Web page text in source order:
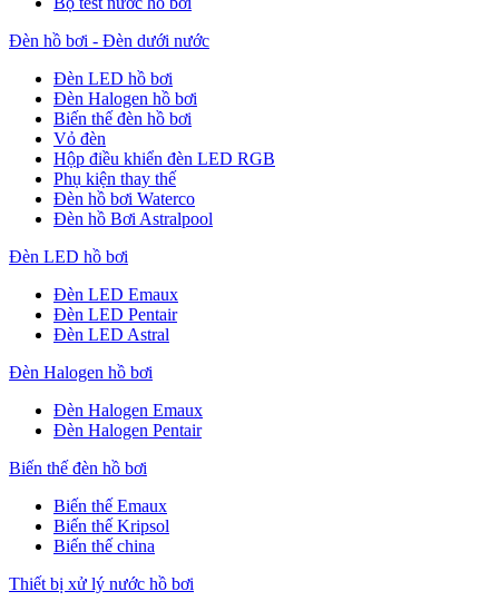
Đèn hồ bơi - Đèn dưới nước
Đèn LED hồ bơi
Đèn Halogen hồ bơi
Biến thế đèn hồ bơi
Vỏ đèn
Hộp điều khiển đèn LED RGB
Phụ kiện thay thế
Đèn hồ bơi Waterco
Đèn hồ Bơi Astralpool
Đèn LED hồ bơi
Đèn LED Emaux
Đèn LED Pentair
Đèn LED Astral
Đèn Halogen hồ bơi
Đèn Halogen Emaux
Đèn Halogen Pentair
Biến thế đèn hồ bơi
Biến thế Emaux
Biến thế Kripsol
Biến thế china
Thiết bị xử lý nước hồ bơi